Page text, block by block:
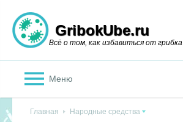
GribokUbe.ru
Всё о том, как избавиться от грибка
Меню
Главная Народные средства